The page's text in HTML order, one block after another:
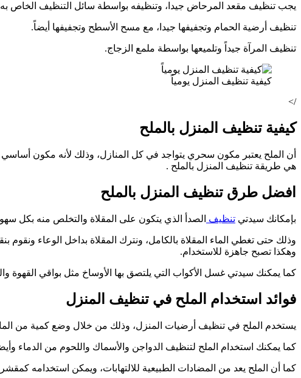
يجب تنظيف مقعد المرحاض جيدا، وتنظيفه بواسطة سائل التنظيف الخاص
تنظيف أرضية الحمام وتجفيفها جيدا، مع مسح الأسطح وتجفيفها أيضاً.
تنظيف المرآة جيداً وتلميعها بواسطة ملمع الزجاج.
كيفية تنظيف المنزل يومياً
/>
كيفية تنظيف المنزل بالملح
أن الملح يعتبر مكون سحري يتواجد في كل المنازل، وذلك لأنه مكون
هي طريقة تنظيف المنزل بالملح .
افضل طرق تنظيف المنزل بالملح
بإمكانك سيدتي تنظيف الصدأ الذي يتكون على المقلاة والتخلص منه بكل
وهكذا تصبح جاهزة للاستخدام.
كما يمكنك سيدتي غسل الأكواب التي يلتصق بها الأوساخ مثل بواقي
فوائد استخدام الملح في تنظيف المنزل
يستخدم الملح في تنظيف أرضيات المنزل، وذلك من خلال وضع كمية من
كما يمكنك استخدام الملح لتنظيف الدواجن والأسماك واللحوم من الدماء
كما أن الملح يعد من المضادات الطبيعية للالتهابات، ويمكن استخدامه كمقشر